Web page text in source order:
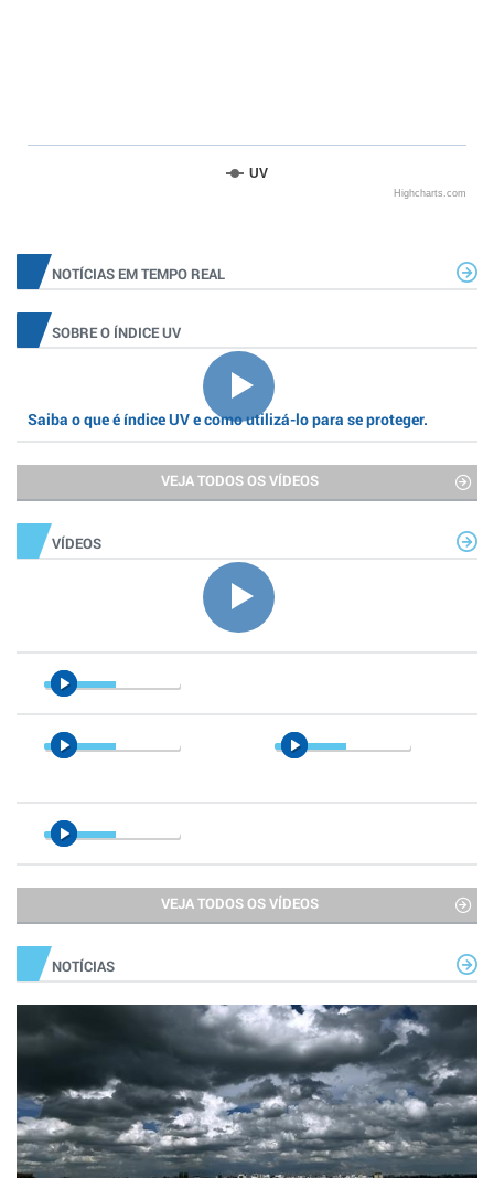
UV
Highcharts.com
NOTÍCIAS EM TEMPO REAL
SOBRE O ÍNDICE UV
Saiba o que é índice UV e como utilizá-lo para se proteger.
VEJA TODOS OS VÍDEOS
VÍDEOS
VEJA TODOS OS VÍDEOS
NOTÍCIAS